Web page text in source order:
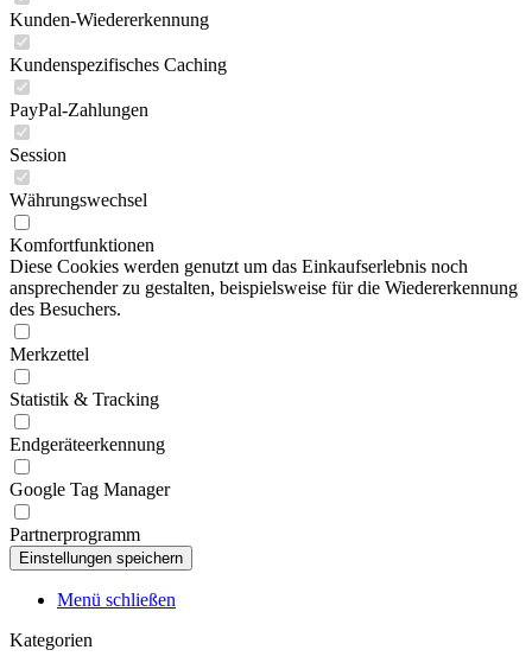
Kunden-Wiedererkennung
Kundenspezifisches Caching
PayPal-Zahlungen
Session
Währungswechsel
Komfortfunktionen
Diese Cookies werden genutzt um das Einkaufserlebnis noch
ansprechender zu gestalten, beispielsweise für die Wiedererkennung
des Besuchers.
Merkzettel
Statistik & Tracking
Endgeräteerkennung
Google Tag Manager
Partnerprogramm
Menü schließen
Kategorien